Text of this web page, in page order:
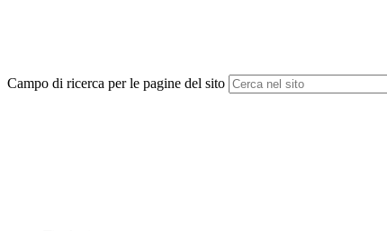
Campo di ricerca per le pagine del sito